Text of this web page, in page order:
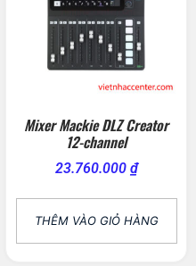
Mixer Mackie DLZ Creator
12-channel
23.760.000 ₫
THÊM VÀO GIỎ HÀNG